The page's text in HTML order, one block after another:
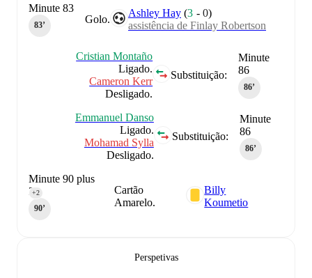
Golo.
Ashley Hay (3 -0)
assistência de Finlay Robertson
Minute 83
83‎’‎
Minute
86
86‎’‎
Substituição:
Cristian Montaño
Ligado.
Cameron Kerr
Desligado.
Minute
86
86‎’‎
Substituição:
Emmanuel Danso
Ligado.
Mohamad Sylla
Desligado.
Cartão
Amarelo.
Billy
Koumetio
Minute 90 plus
2
90‎’‎
+2
Perspetivas